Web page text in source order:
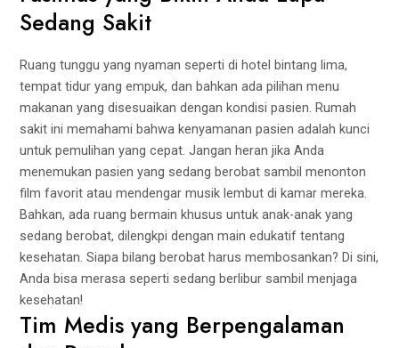
Sedang Sakit
Ruang tunggu yang nyaman seperti di hotel bintang lima,
tempat tidur yang empuk, dan bahkan ada pilihan menu
makanan yang disesuaikan dengan kondisi pasien. Rumah
sakit ini memahami bahwa kenyamanan pasien adalah kunci
untuk pemulihan yang cepat. Jangan heran jika Anda
menemukan pasien yang sedang berobat sambil menonton
film favorit atau mendengar musik lembut di kamar mereka.
Bahkan, ada ruang bermain khusus untuk anak-anak yang
sedang berobat, dilengkpi dengan main edukatif tentang
kesehatan. Siapa bilang berobat harus membosankan? Di sini,
Anda bisa merasa seperti sedang berlibur sambil menjaga
kesehatan!
Tim Medis yang Berpengalaman